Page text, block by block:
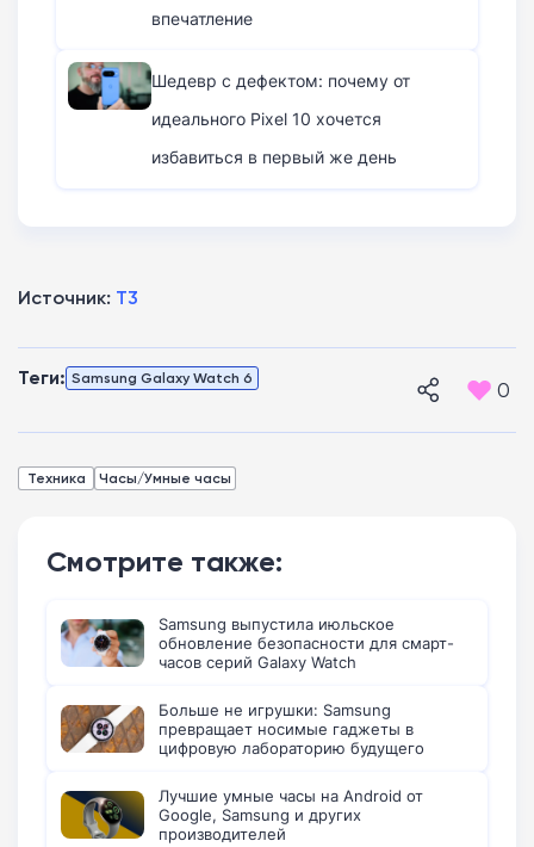
впечатление
Шедевр с дефектом: почему от
идеального Pixel 10 хочется
избавиться в первый же день
Источник: T3
Теги: Samsung Galaxy Watch 6 0
Техника Часы/Умные часы
Смотрите также:
Samsung выпустила июльское
обновление безопасности для смарт-
часов серий Galaxy Watch
Больше не игрушки: Samsung
превращает носимые гаджеты в
цифровую лабораторию будущего
Лучшие умные часы на Android от
Google, Samsung и других
производителей